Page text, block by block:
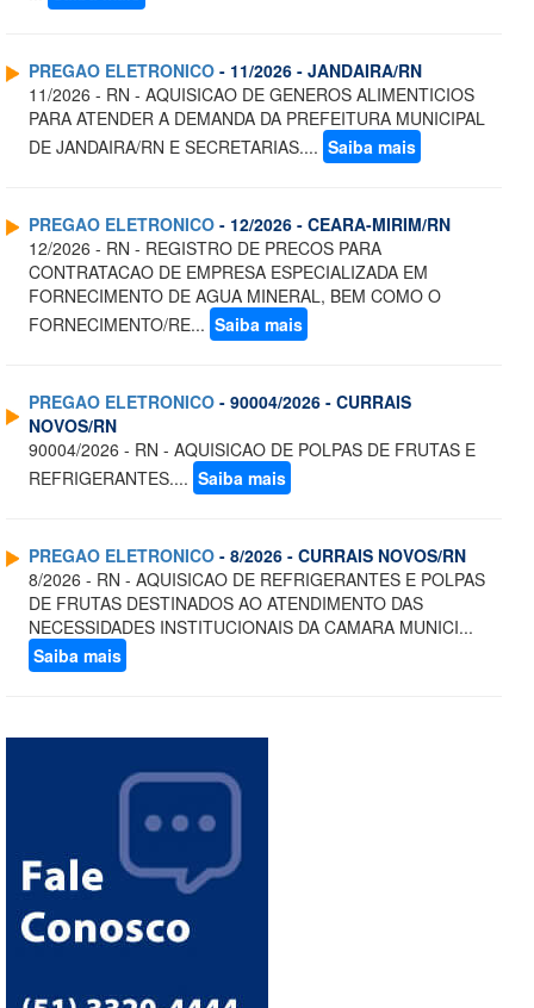
PREGAO ELETRONICO - 11/2026 - JANDAIRA/RN
11/2026 - RN - AQUISICAO DE GENEROS ALIMENTICIOS
PARA ATENDER A DEMANDA DA PREFEITURA MUNICIPAL
DE JANDAIRA/RN E SECRETARIAS.... Saiba mais
PREGAO ELETRONICO - 12/2026 - CEARA-MIRIM/RN
12/2026 - RN - REGISTRO DE PRECOS PARA
CONTRATACAO DE EMPRESA ESPECIALIZADA EM
FORNECIMENTO DE AGUA MINERAL, BEM COMO O
FORNECIMENTO/RE... Saiba mais
PREGAO ELETRONICO - 90004/2026 - CURRAIS
NOVOS/RN
90004/2026 - RN - AQUISICAO DE POLPAS DE FRUTAS E
REFRIGERANTES.... Saiba mais
PREGAO ELETRONICO - 8/2026 - CURRAIS NOVOS/RN
8/2026 - RN - AQUISICAO DE REFRIGERANTES E POLPAS
DE FRUTAS DESTINADOS AO ATENDIMENTO DAS
NECESSIDADES INSTITUCIONAIS DA CAMARA MUNICI...
Saiba mais